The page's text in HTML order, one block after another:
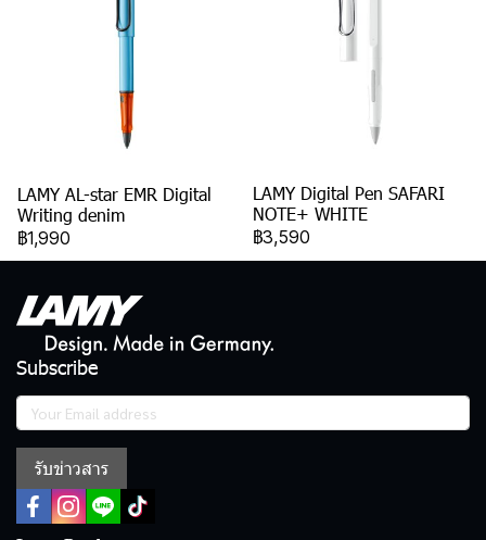
LAMY AL-star EMR Digital
Writing denim
฿1,990
LAMY Digital Pen SAFARI
NOTE+ WHITE
฿3,590
Subscribe
รับข่าวสาร